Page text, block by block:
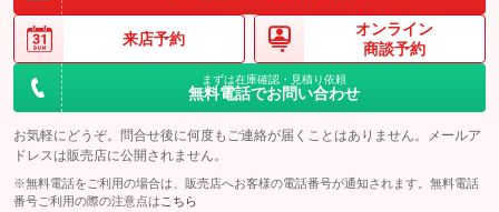
来店予約
オンライン
商談予約
まずは在庫確認・見積り依頼
無料電話でお問い合わせ
お気軽にどうぞ。問合せ後に何度もご連絡が届くことはありません。メールア
ドレスは販売店に公開されません。
※無料電話をご利用の場合は、販売店へお客様の電話番号が通知されます。無料電話
番号ご利用の際の注意点は こちら